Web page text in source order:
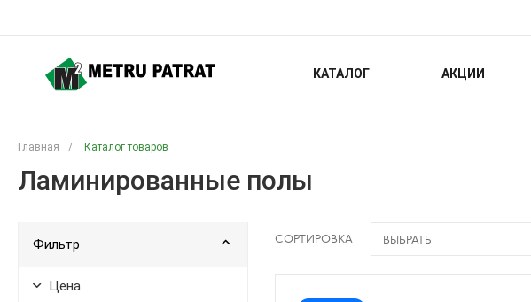
КАТАЛОГ АКЦИИ
Главная / Каталог товаров
Ламинированные полы
Фильтр
Цена
СОРТИРОВКА ВЫБРАТЬ